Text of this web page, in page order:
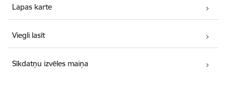
Lapas karte
Viegli lasīt
Sīkdatņu izvēles maiņa